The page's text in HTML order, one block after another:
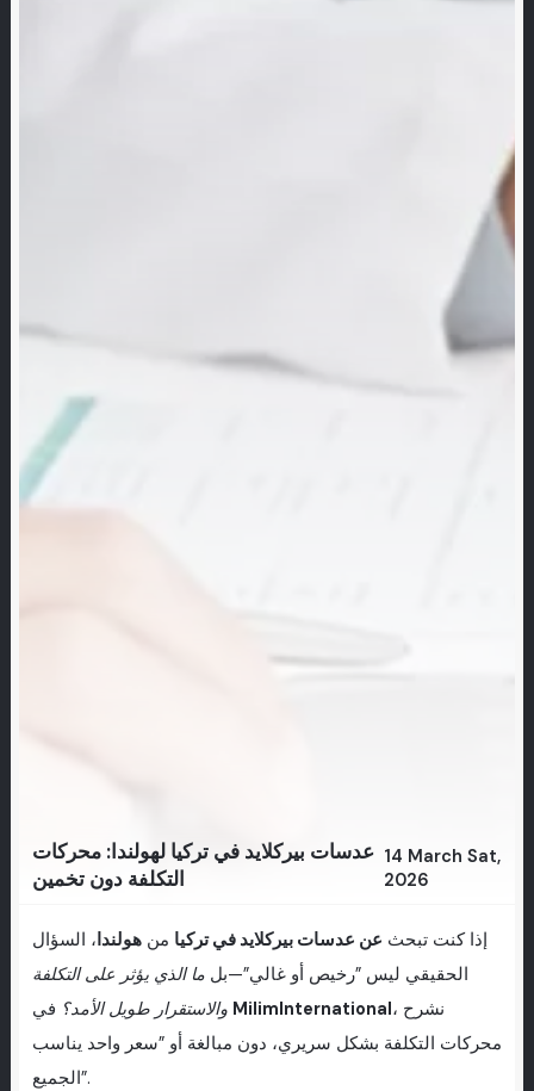
عدسات بيركلايد في تركيا لهولندا: محركات
التكلفة دون تخمين
14 March Sat,
2026
إذا كنت تبحث عن عدسات بيركلايد في تركيا منهولندا، السؤال
الحقيقي ليس ”رخيص أو غالي”—بلما الذي يؤثر على التكلفة
والاستقرار طويل الأمد؟في MilimInternational، نشرح
محركات التكلفة بشكل سريري، دون مبالغة أو ”سعر واحد يناسب
الجميع”.